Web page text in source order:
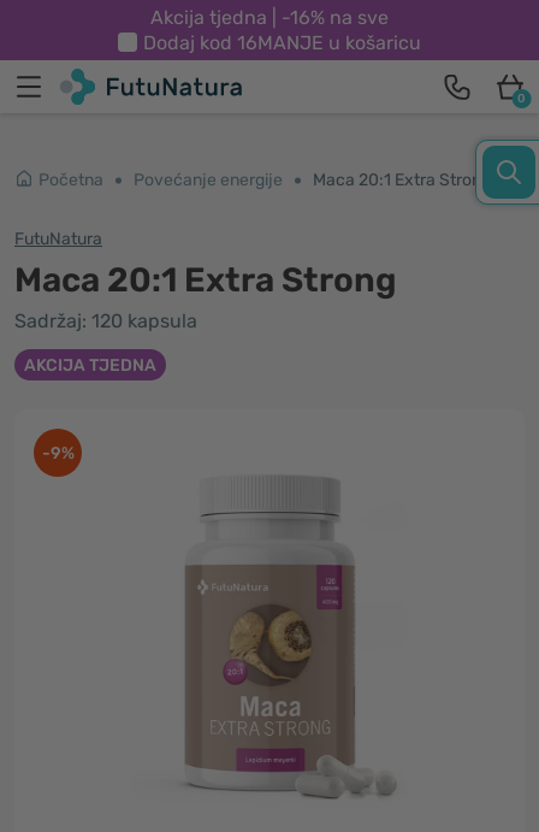
Akcija tjedna | -16% na sve
Dodaj kod 16MANJE u košaricu
0
Početna Povećanje energije Maca 20:1 Extra Strong
FutuNatura
Maca 20:1 Extra Strong
Sadržaj: 120 kapsula
AKCIJA TJEDNA
-9%